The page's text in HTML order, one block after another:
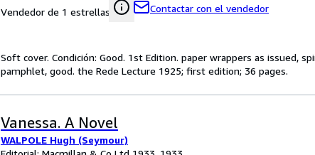
Vendedor de 1 estrellas
Contactar con el vendedor
Soft cover. Condición: Good. 1st Edition. paper wrappers as issued,
pamphlet, good. the Rede Lecture 1925; first edition; 36 pages.
Vanessa. A Novel
WALPOLE Hugh (Seymour)